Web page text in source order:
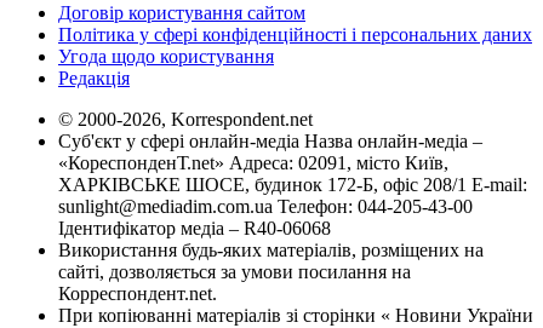
Договір користування сайтом
Політика у сфері конфіденційності і персональних даних
Угода щодо користування
Редакція
© 2000-2026, Korrespondent.net
Суб'єкт у сфері онлайн-медіа Назва онлайн-медіа –
«КореспонденТ.net» Адреса: 02091, місто Київ,
ХАРКІВСЬКЕ ШОСЕ, будинок 172-Б, офіс 208/1 E-mail:
sunlight@mediadim.com.ua Телефон: 044-205-43-00
Ідентифікатор медіа – R40-06068
Використання будь-яких матеріалів, розміщених на
сайті, дозволяється за умови посилання на
Корреспондент.net.
При копіюванні матеріалів зі сторінки « Новини України